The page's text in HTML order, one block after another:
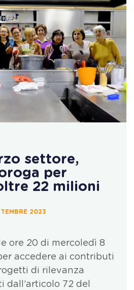
settore,
per
22 milioni
2023
ore 20 di mercoledì 8
accedere ai contributi
di rilevanza
dall’articolo 72 del